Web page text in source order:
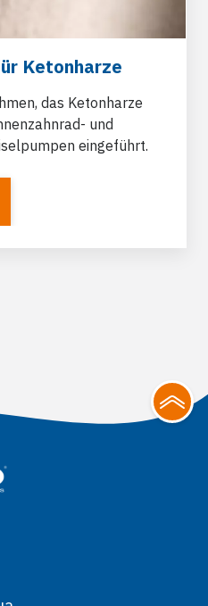
Ketonharze
das Ketonharze
und
eingeführt.